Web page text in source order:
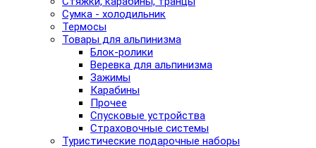
Сумка - холодильник
Термосы
Товары для альпинизма
Блок-ролики
Веревка для альпинизма
Зажимы
Карабины
Прочее
Спусковые устройства
Страховочные системы
Туристические подарочные наборы